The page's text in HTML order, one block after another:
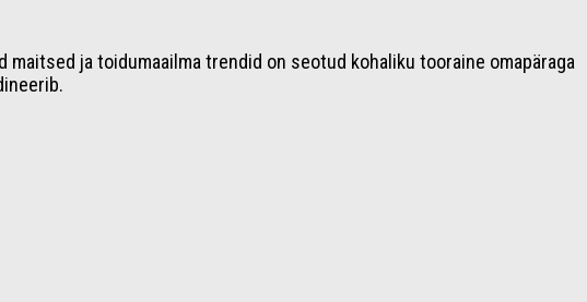
ja toidumaailma trendid on seotud kohaliku tooraine omapäraga